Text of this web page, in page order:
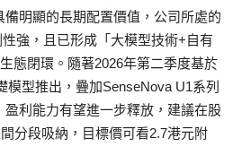
明顯的長期配置價值，公司所處的
強，且已形成「大模型技術+自有
態閉環。隨著2026年第二季度基於
模型推出，疊加SenseNova U1系列
盈利能力有望進一步釋放，建議在股
分段吸納，目標價可看2.7港元附